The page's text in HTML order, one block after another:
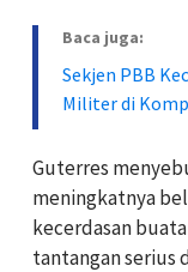
Baca juga:
Sekjen PBB
Militer di
Guterres
meningkatnya
kecerdasan
tantangan serius